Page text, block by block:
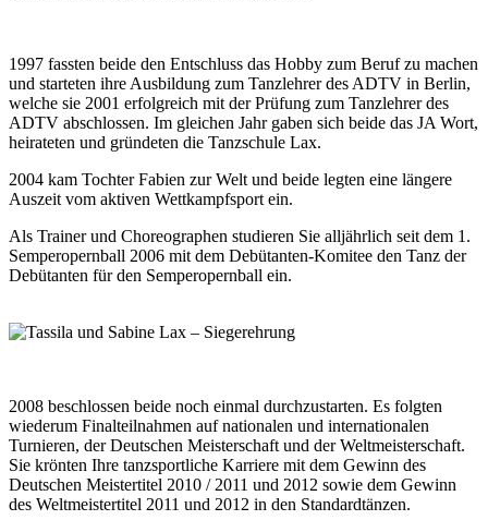
1997 fassten beide den Entschluss das Hobby zum Beruf zu machen
und starteten ihre Ausbildung zum Tanzlehrer des ADTV in Berlin,
welche sie 2001 erfolgreich mit der Prüfung zum Tanzlehrer des
ADTV abschlossen. Im gleichen Jahr gaben sich beide das JA Wort,
heirateten und gründeten die Tanzschule Lax.
2004 kam Tochter Fabien zur Welt und beide legten eine längere
Auszeit vom aktiven Wettkampfsport ein.
Als Trainer und Choreographen studieren Sie alljährlich seit dem 1.
Semperopernball 2006 mit dem Debütanten-Komitee den Tanz der
Debütanten für den Semperopernball ein.
2008 beschlossen beide noch einmal durchzustarten. Es folgten
wiederum Finalteilnahmen auf nationalen und internationalen
Turnieren, der Deutschen Meisterschaft und der Weltmeisterschaft.
Sie krönten Ihre tanzsportliche Karriere mit dem Gewinn des
Deutschen Meistertitel 2010 / 2011 und 2012 sowie dem Gewinn
des Weltmeistertitel 2011 und 2012 in den Standardtänzen.